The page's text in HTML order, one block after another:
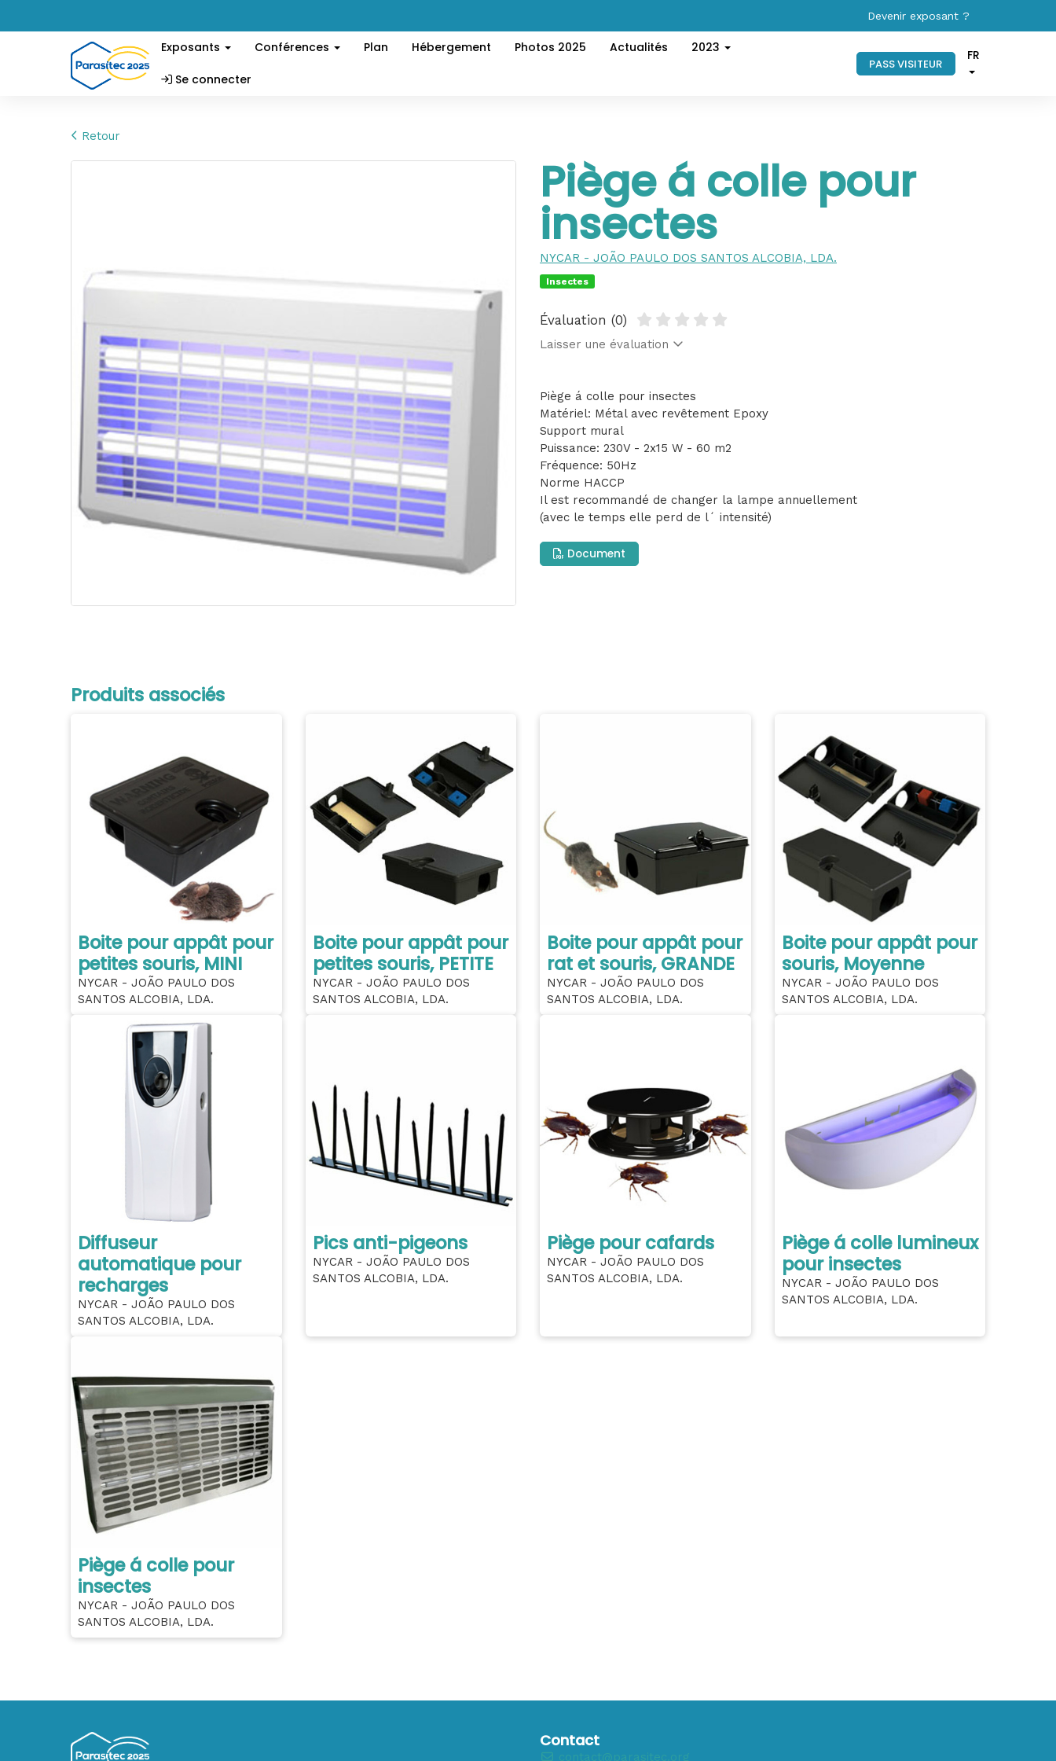
Devenir exposant ?
Exposants Conférences Plan Hébergement Photos 2025 Actualités 2023
Se connecter
PASS VISITEUR
FR
Retour
Piège á colle pour
insectes
NYCAR - JOÃO PAULO DOS SANTOS ALCOBIA, LDA.
Insectes
Évaluation (0)
Laisser une évaluation
Piège á colle pour insectes
Matériel: Métal avec revêtement Epoxy
Support mural
Puissance: 230V - 2x15 W - 60 m2
Fréquence: 50Hz
Norme HACCP
Il est recommandé de changer la lampe annuellement
(avec le temps elle perd de l´ intensité)
Document
Produits associés
Boite pour appât pour
petites souris, MINI
NYCAR - JOÃO PAULO DOS
SANTOS ALCOBIA, LDA.
Boite pour appât pour
petites souris, PETITE
NYCAR - JOÃO PAULO DOS
SANTOS ALCOBIA, LDA.
Boite pour appât pour
rat et souris, GRANDE
NYCAR - JOÃO PAULO DOS
SANTOS ALCOBIA, LDA.
Boite pour appât pour
souris, Moyenne
NYCAR - JOÃO PAULO DOS
SANTOS ALCOBIA, LDA.
Diffuseur
automatique pour
recharges
NYCAR - JOÃO PAULO DOS
SANTOS ALCOBIA, LDA.
Pics anti-pigeons
NYCAR - JOÃO PAULO DOS
SANTOS ALCOBIA, LDA.
Piège pour cafards
NYCAR - JOÃO PAULO DOS
SANTOS ALCOBIA, LDA.
Piège á colle lumineux
pour insectes
NYCAR - JOÃO PAULO DOS
SANTOS ALCOBIA, LDA.
Piège á colle pour
insectes
NYCAR - JOÃO PAULO DOS
SANTOS ALCOBIA, LDA.
Contact